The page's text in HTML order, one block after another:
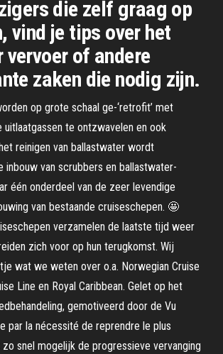
die zelf graag op
vind je tips over het
vervoer of andere
zaken die nodig zijn.
op grote schaal ge-‘retrofit’ met
te ontzwavelen en ook
reinigen van ballastwater wordt
inbouw van scrubbers en ballastwater-
één onderdeel van de zeer levendige
van bestaande cruiseschepen. 🤩
verzamelen de laatste tijd weer
zich voor op hun terugkomst. Wij
wat we weten over o.a. Norwegian Cruise
Line en Royal Caribbean. Gelet op het
gemotiveerd door de Vu
par la nécessité de reprendre le plus
snel mogelijk de progressieve vervanging